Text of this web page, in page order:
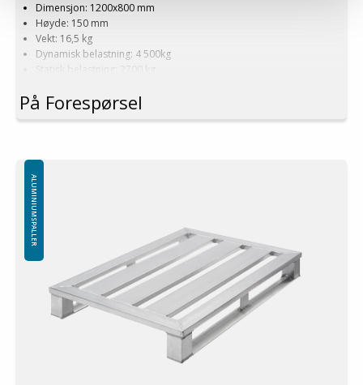
Dimensjon: 1200x800 mm
Høyde: 150 mm
Vekt: 16,5 kg
Dynamisk belastning: 4 500kg
Statisk belastning: 2700 kg
Logistikk: 16 stk/pallplasser (120x80x240 cm)
Minste bestilling: 1 ppl (16 stk)
På Forespørsel
ALUMINIUMSPALLER